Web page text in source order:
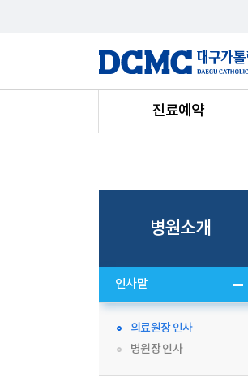
진료예약
병원소개
인사말
의료원장 인사
병원장 인사